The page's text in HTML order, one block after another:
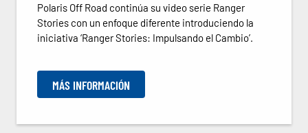
Polaris Off Road continúa su video serie Ranger
Stories con un enfoque diferente introduciendo la
iniciativa ‘Ranger Stories: Impulsando el Cambio’.
MÁS INFORMACIÓN